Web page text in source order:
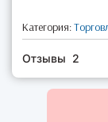
Категория:
Отзывы 2